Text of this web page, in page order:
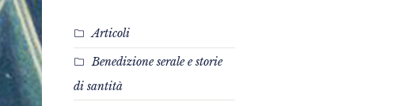
Articoli
Benedizione serale e storie
di santità